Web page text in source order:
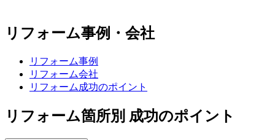
リフォーム事例・会社
リフォーム事例
リフォーム会社
リフォーム成功のポイント
リフォーム箇所別 成功のポイント